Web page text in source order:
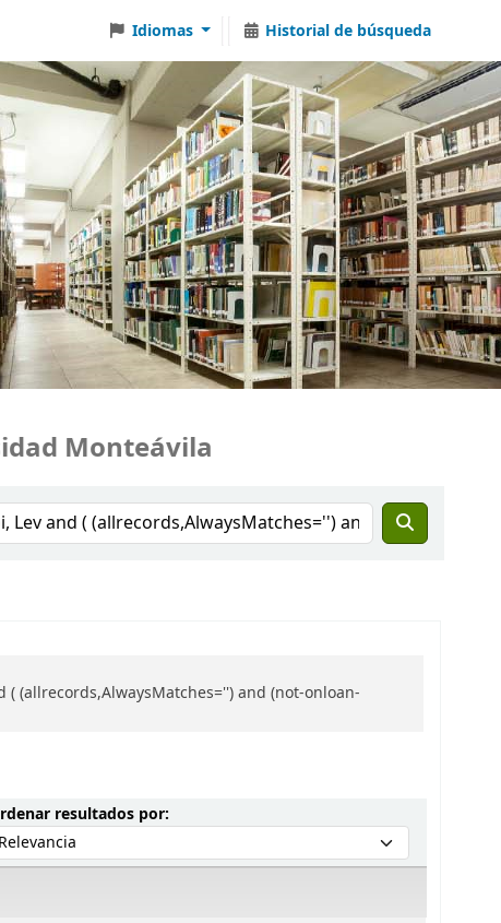
Idiomas Historial de búsqueda
Monteávila
( (allrecords,AlwaysMatches='') and (not-onloan-
resultados por:Ordenar por: